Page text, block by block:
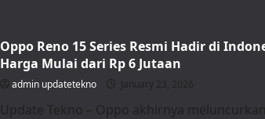
Oppo Reno 15 Series Resmi Hadir di
Harga Mulai dari Rp 6 Jutaan
admin updatetekno January 23, 2026
Update Tekno – Oppo akhirnya